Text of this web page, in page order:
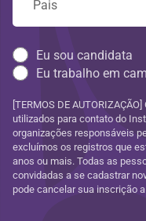
Eu sou candidata
Eu trabalho em
[TERMOS DE
utilizados para contato do
organizações responsáveis
excluímos os registros que
anos ou mais. Todas as
convidadas a se cadastrar
pode cancelar sua inscrição